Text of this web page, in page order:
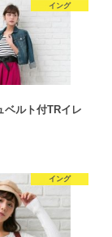
イング
ベルト付TRイレ
イング